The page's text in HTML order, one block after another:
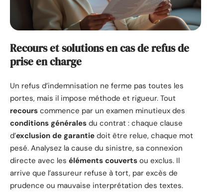
Recours et solutions en cas de refus de
prise en charge
Un refus d’indemnisation ne ferme pas toutes les
portes, mais il impose méthode et rigueur. Tout
recours commence par un examen minutieux des
conditions générales du contrat : chaque clause
d’exclusion de garantie doit être relue, chaque mot
pesé. Analysez la cause du sinistre, sa connexion
directe avec les éléments couverts ou exclus. Il
arrive que l’assureur refuse à tort, par excès de
prudence ou mauvaise interprétation des textes.